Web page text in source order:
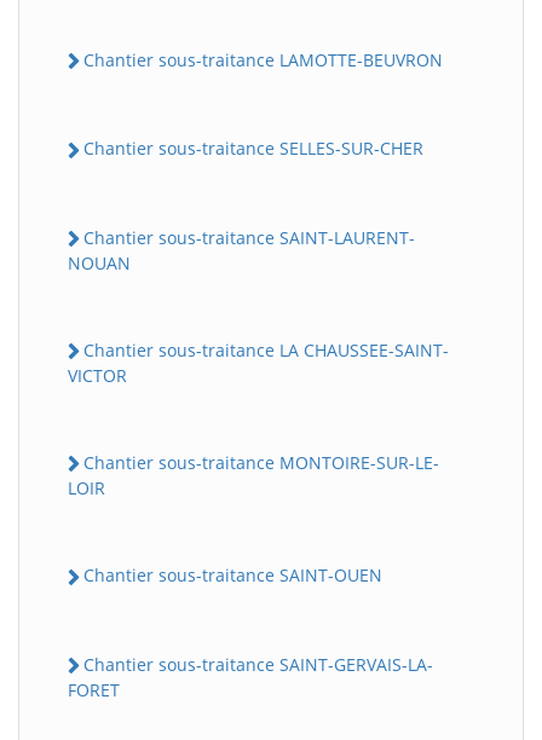
Chantier sous-traitance LAMOTTE-BEUVRON
Chantier sous-traitance SELLES-SUR-CHER
Chantier sous-traitance SAINT-LAURENT-
NOUAN
Chantier sous-traitance LA CHAUSSEE-SAINT-
VICTOR
Chantier sous-traitance MONTOIRE-SUR-LE-
LOIR
Chantier sous-traitance SAINT-OUEN
Chantier sous-traitance SAINT-GERVAIS-LA-
FORET